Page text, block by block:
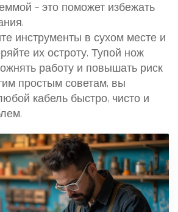
– это поможет избежать
инструменты в сухом месте и
их остроту. Тупой нож
работу и повышать риск
простым советам, вы
кабель быстро, чисто и